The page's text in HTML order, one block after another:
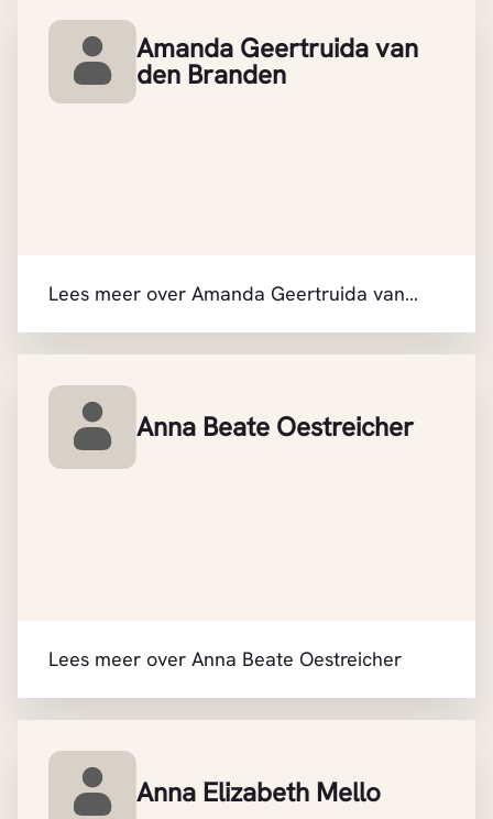
Amanda Geertruida van
den Branden
Lees meer over Amanda Geertruida van
Anna Beate Oestreicher
Lees meer over Anna Beate Oestreicher
Anna Elizabeth Mello